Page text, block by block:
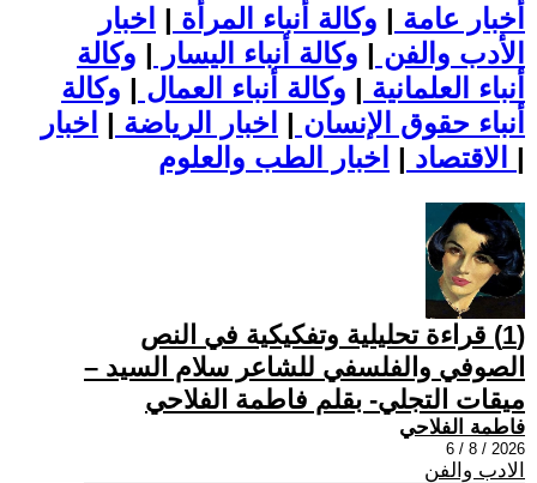
أخبار عامة | وكالة أنباء المرأة | اخبار
الأدب والفن | وكالة أنباء اليسار | وكالة
أنباء العلمانية | وكالة أنباء العمال | وكالة
أنباء حقوق الإنسان | اخبار الرياضة | اخبار
الاقتصاد | |
(1) قراءة تحليلية وتفكيكية في النص
الصوفي والفلسفي للشاعر سلام السيد –
ميقات التجلي- بقلم فاطمة الفلاحي
فاطمة الفلاحي
2026 / 8 / 6
الادب والفن